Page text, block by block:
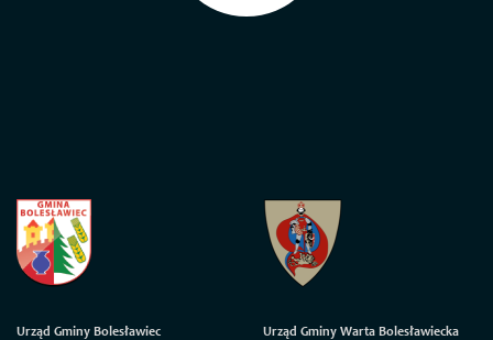
Urząd Gminy Bolesławiec
Urząd Gminy Warta Bolesławiecka